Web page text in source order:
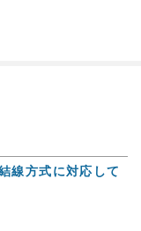
線方式に対応して